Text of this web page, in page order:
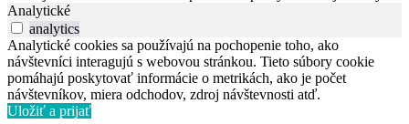
Analytické
analytics
Analytické cookies sa používajú na pochopenie toho, ako
návštevníci interagujú s webovou stránkou. Tieto súbory cookie
pomáhajú poskytovať informácie o metrikách, ako je počet
návštevníkov, miera odchodov, zdroj návštevnosti atď.
Uložiť a prijať